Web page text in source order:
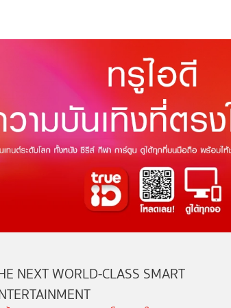
NEXT WORLD-CLASS SMART